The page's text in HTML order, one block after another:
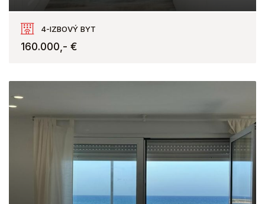
Torrevieja
4-IZBOVÝ BYT
160.000,- €